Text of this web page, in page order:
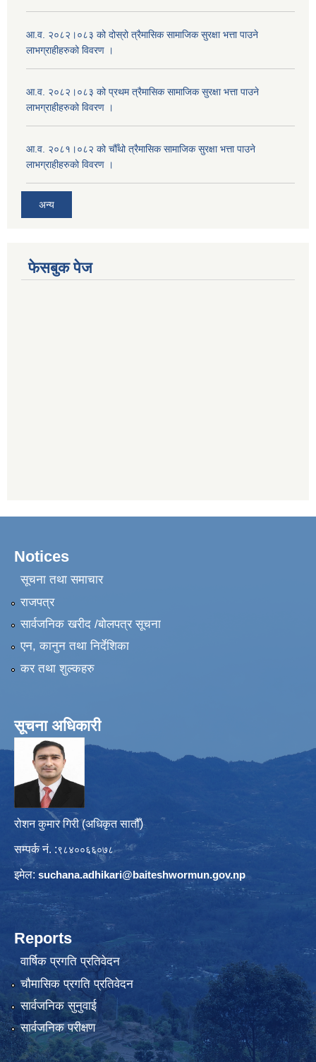
आ.व. २०८२।०८३ को दोस्रो त्रैमासिक सामाजिक सुरक्षा भत्ता पाउने
लाभग्राहीहरुको विवरण ।
आ.व. २०८२।०८३ को प्रथम त्रैमासिक सामाजिक सुरक्षा भत्ता पाउने
लाभग्राहीहरुको विवरण ।
आ.व. २०८१।०८२ को चौँथो त्रैमासिक सामाजिक सुरक्षा भत्ता पाउने
लाभग्राहीहरुको विवरण ।
अन्य
फेसबुक पेज
Notices
सूचना तथा समाचार
राजपत्र
सार्वजनिक खरीद /बोलपत्र सूचना
एन, कानुन तथा निर्देशिका
कर तथा शुल्कहरु
सूचना अधिकारी
रोशन कुमार गिरी (अधिकृत सातौँ)
सम्पर्क नं. :९८४००६६०७८
इमेल: suchana.adhikari@baiteshwormun.gov.np
Reports
वार्षिक प्रगति प्रतिवेदन
चौमासिक प्रगति प्रतिवेदन
सार्वजनिक सुनुवाई
सार्वजनिक परीक्षण